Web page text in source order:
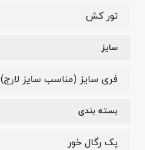
تور کش
سایز
فری سایز (مناسب سایز لارج)
بسته بندی
پک رگال خور